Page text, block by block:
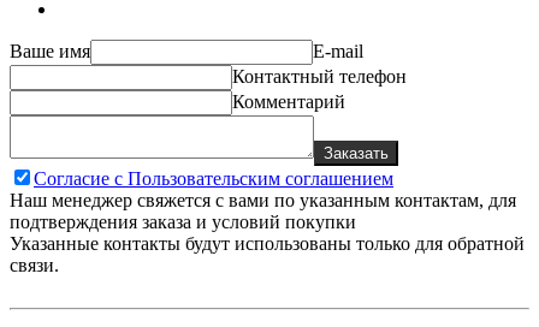
Ваше имя
E-mail
Контактный телефон
Комментарий
Заказать
Согласие с Пользовательским соглашением
Наш менеджер свяжется с вами по указанным контактам, для
подтверждения заказа и условий покупки
Указанные контакты будут использованы только для обратной
связи.